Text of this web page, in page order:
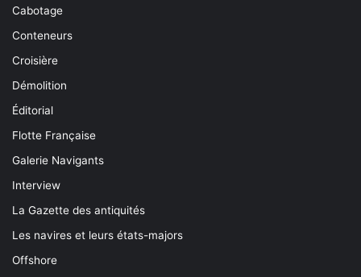
Cabotage
Conteneurs
Croisière
Démolition
Éditorial
Flotte Française
Galerie Navigants
Interview
La Gazette des antiquités
Les navires et leurs états-majors
Offshore